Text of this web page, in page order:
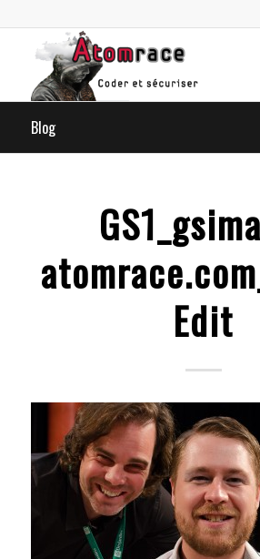
Blog
Edit